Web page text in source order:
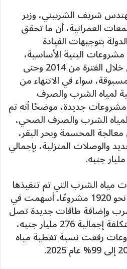
شريف الشربيني، وزير
العمرانية، أن ما تحقق
بتوجيهات القيادة
البنية الأساسية،
حيث شهد قطاع المرافق خلال الفترة من 2014 وحتى
غير مسبوقة، سواء في الانتهاء من
لمياه الشرب والصرف
جديدة، موضحًا أنه تم
مشروع لمياه الشرب والصرف الصحي،
المحسمة وبحر البقر،
والوصلات المنزلية، بإجمالي
مياه الشرب التي تم تنفيذها
والجاري العمل بها بلغت نحو 1920 مشروعًا، أسهمت في
وإضافة طاقات جديدة تصل
إلى 16.6 مليون م³/يوم، بتكلفة إجمالية 276 مليار جنيه،
رفعت نسبة تغطية مياه